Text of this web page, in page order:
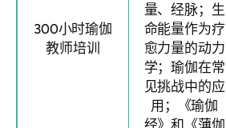
300小时瑜伽
教师培训
量、经脉；生
命能量作为疗
愈力量的动力
学；瑜伽在常
见挑战中的应
用；《瑜伽